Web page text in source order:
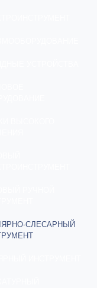
УСТРОЙСТВА
ВЫСОКОГО
РУЧНОЙ
СЛЕСАРНЫЙ
ИНСТРУМЕНТ